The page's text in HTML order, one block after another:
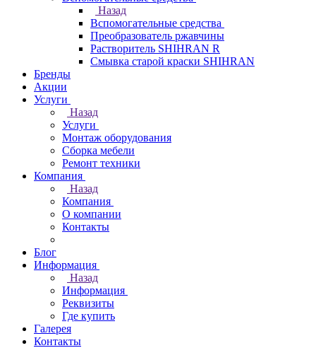
Назад
Вспомогательные средства
Преобразователь ржавчины
Растворитель SHIHRAN R
Смывка старой краски SHIHRAN
Бренды
Акции
Услуги
Назад
Услуги
Монтаж оборудования
Сборка мебели
Ремонт техники
Компания
Назад
Компания
О компании
Контакты
Блог
Информация
Назад
Информация
Реквизиты
Где купить
Галерея
Контакты